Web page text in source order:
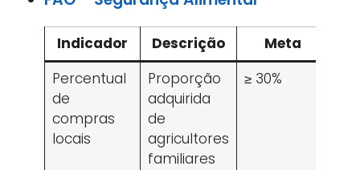
Indicador Descrição
Meta
Percentual
de
compras
locais
Proporção
adquirida
de
agricultores
familiares
≥ 30%